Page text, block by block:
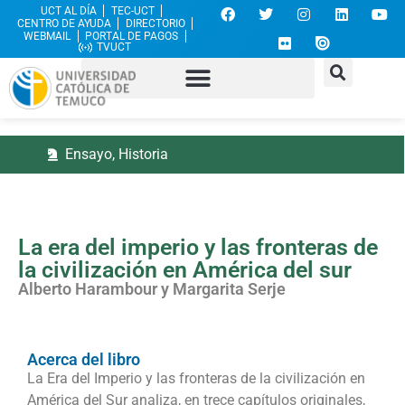
UCT AL DÍA
TEC-UCT
CENTRO DE AYUDA
DIRECTORIO
WEBMAIL
PORTAL DE PAGOS
TVUCT
Ensayo, Historia
La era del imperio y las fronteras de
la civilización en América del sur
Alberto Harambour y Margarita Serje
Acerca del libro
La Era del Imperio y las fronteras de la civilización en
América del Sur analiza, en trece capítulos originales,